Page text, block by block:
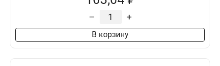
– +
В корзину